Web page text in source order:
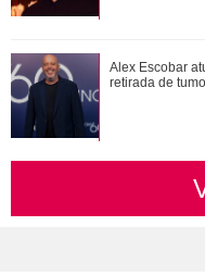
Loira, morena,
que Ariana
Alex Escobar
retirada de